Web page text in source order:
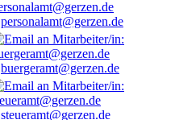
personalamt@gerzen.de
buergeramt@gerzen.de
steueramt@gerzen.de